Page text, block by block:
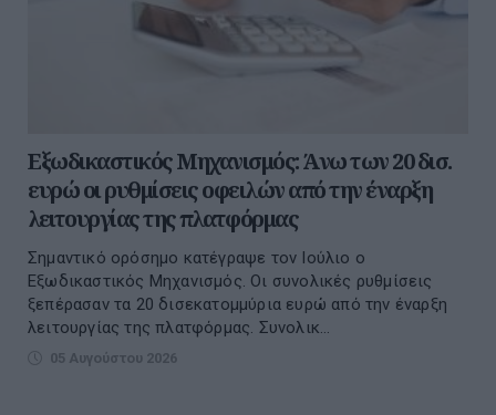
Εξωδικαστικός Μηχανισμός: Άνω των 20 δισ.
ευρώ οι ρυθμίσεις οφειλών από την έναρξη
λειτουργίας της πλατφόρμας
Σημαντικό ορόσημο κατέγραψε τον Ιούλιο ο
Εξωδικαστικός Μηχανισμός. Οι συνολικές ρυθμίσεις
ξεπέρασαν τα 20 δισεκατομμύρια ευρώ από την έναρξη
λειτουργίας της πλατφόρμας. Συνολικ...
05 Αυγούστου 2026